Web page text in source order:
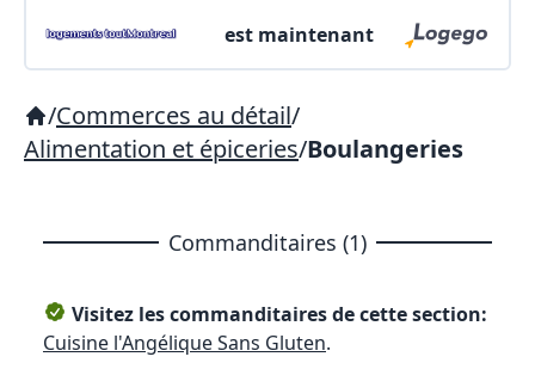
est maintenant
/Commerces au détail/
Alimentation et épiceries/Boulangeries
Commanditaires (1)
Visitez les commanditaires de cette section:
Cuisine l'Angélique Sans Gluten.
X Fermer Envoyez